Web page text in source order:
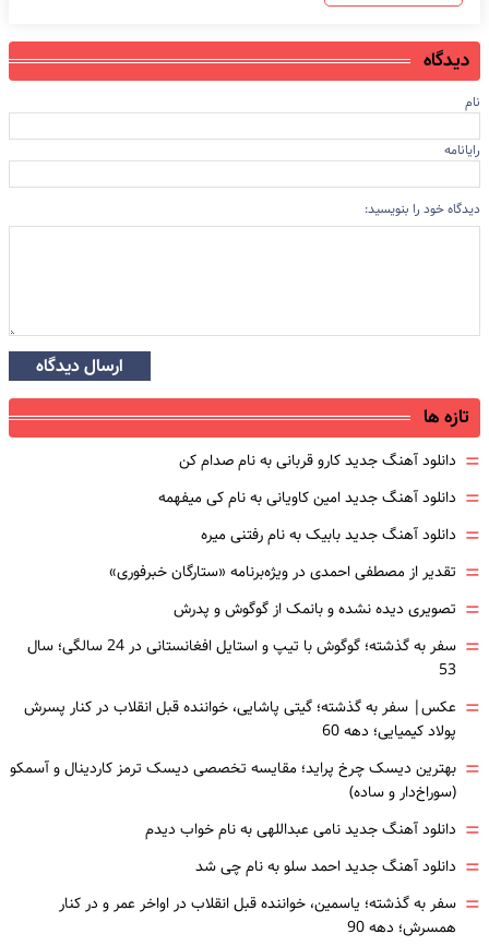
دیدگاه
نام
رایانامه
دیدگاه خود را بنویسید:
ارسال دیدگاه
تازه ها
= دانلود آهنگ جدید کارو قربانی به نام صدام کن
= دانلود آهنگ جدید امین کاویانی به نام کی میفهمه
= دانلود آهنگ جدید بابیک به نام رفتنی میره
= تقدیر از مصطفی احمدی در ویژه‌برنامه «ستارگان خبرفوری»
= تصویری دیده نشده و بانمک از گوگوش و پدرش
=
سفر به گذشته؛ گوگوش با تیپ و استایل افغانستانی در 24 سالگی؛ سال
53
= عکس| سفر به گذشته؛ گیتی پاشایی، خواننده قبل انقلاب در کنار پسرش
پولاد کیمیایی؛ دهه 60
= بهترین دیسک چرخ پراید؛ مقایسه تخصصی دیسک ترمز کاردینال و آسمکو
(سوراخ‌دار و ساده)
= دانلود آهنگ جدید نامی عبداللهی به نام خواب دیدم
= دانلود آهنگ جدید احمد سلو به نام چی شد
= سفر به گذشته؛ یاسمین، خواننده قبل انقلاب در اواخر عمر و در کنار
همسرش؛ دهه 90